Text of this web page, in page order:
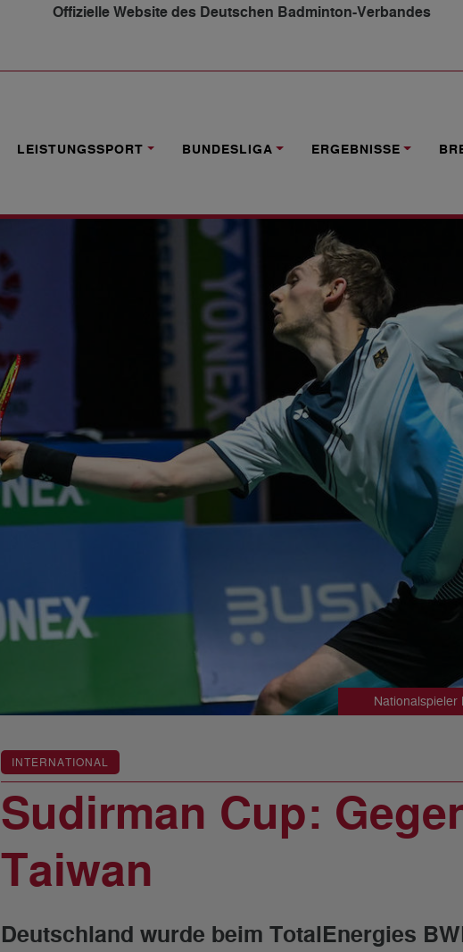
Offizielle Website des Deutschen Badminton-Verbandes
LEISTUNGSSPORT BUNDESLIGA ERGEBNISSE
Nationalspieler
INTERNATIONAL
Sudirman Cup:
Taiwan
Deutschland wurde beim TotalEnergies